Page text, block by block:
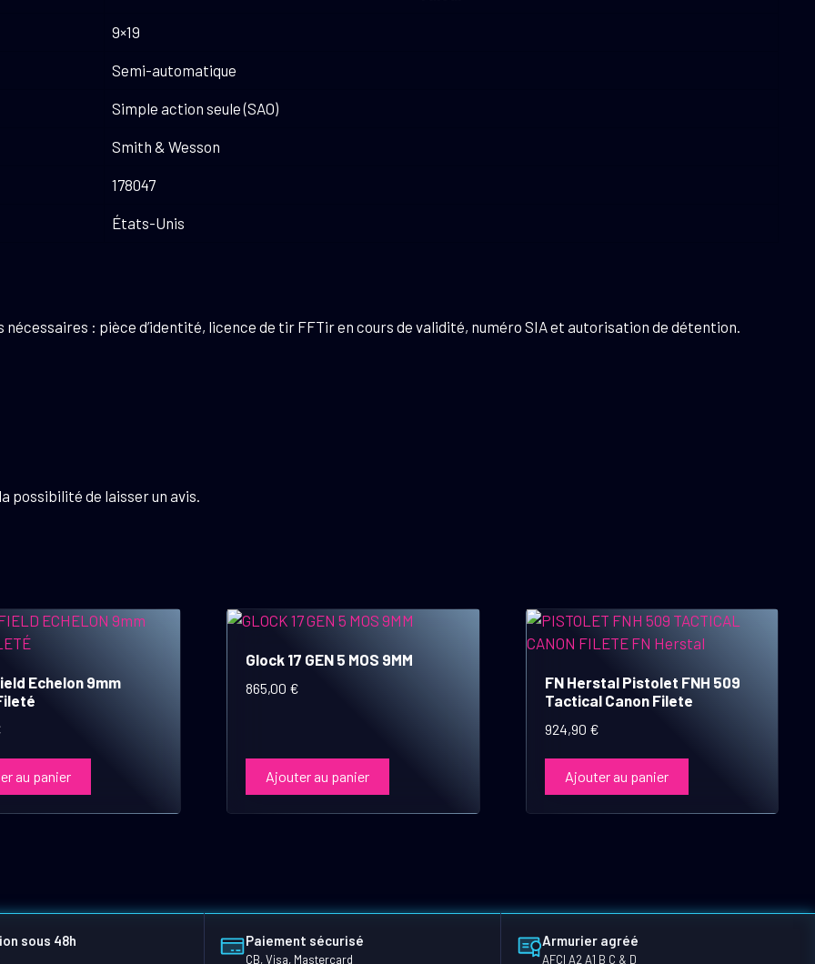
9×19
Semi-automatique
Simple action seule (SAO)
Smith & Wesson
178047
États-Unis
: pièce d’identité, licence de tir FFTir en cours de validité, numéro SIA et autorisation de détention.
possibilité de laisser un avis.
Echelon 9mm
au panier
Glock 17 GEN 5 MOS 9MM
865,00 €
Ajouter au panier
FN Herstal Pistolet FNH 509
Tactical Canon Filete
924,90 €
Ajouter au panier
sous 48h Paiement sécurisé
CB, Visa, Mastercard
Armurier agréé
AFCI A2 A1 B C & D